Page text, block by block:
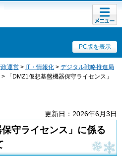
PC版を表示
メニュ
ー
運営 > IT・情報化 > デジタル戦略推進局
> 「DMZ1仮想基盤機器保守ライセンス」
更新日：2026年6月3日
保守ライセンス」に係る